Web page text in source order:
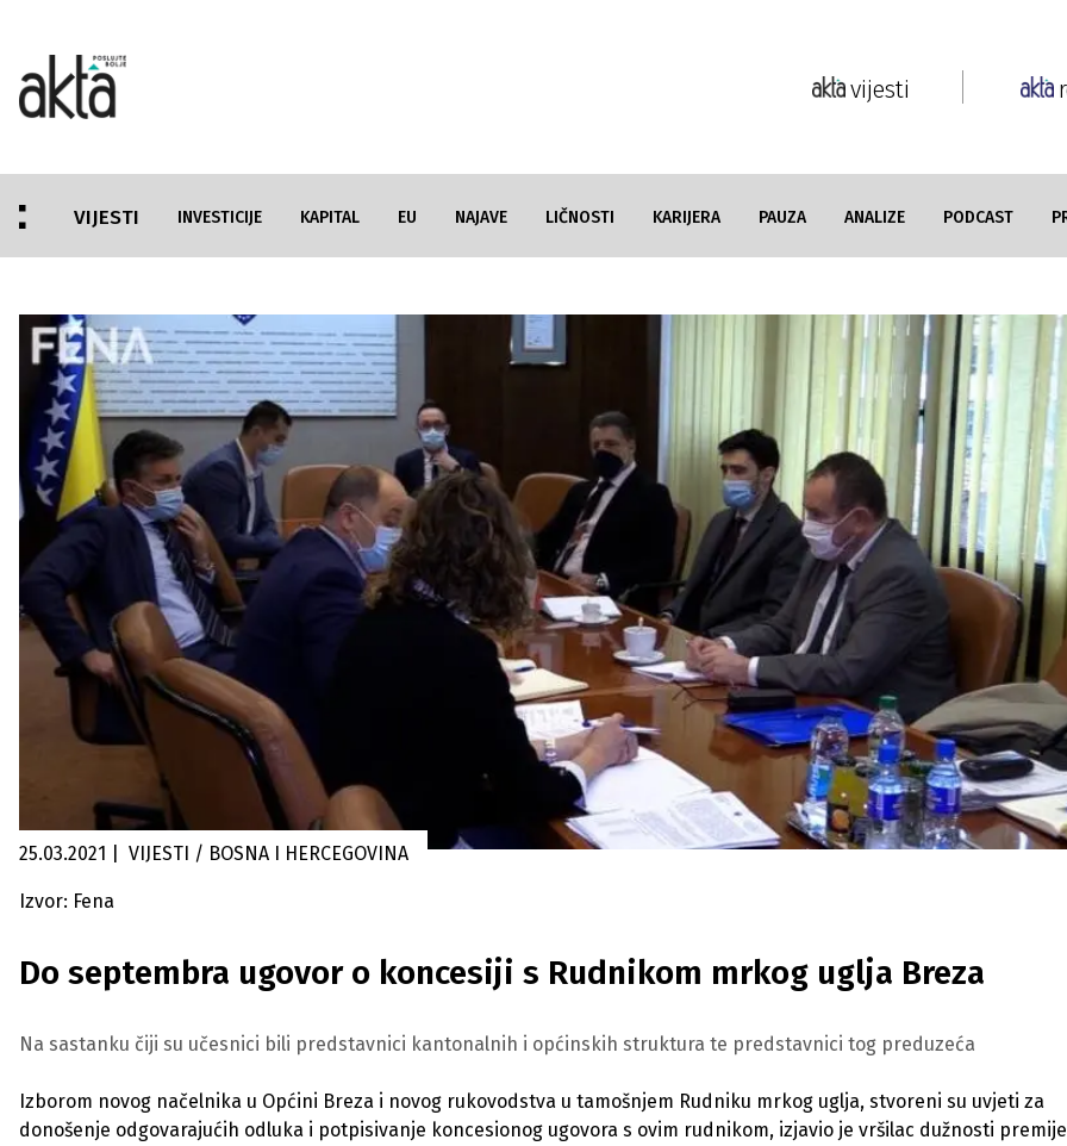
vijesti
VIJESTI INVESTICIJE KAPITAL EU NAJAVE LIČNOSTI KARIJERA PAUZA ANALIZE PODCAST
25.03.2021 VIJESTI / BOSNA I HERCEGOVINA
Izvor: Fena
Do septembra ugovor o koncesiji s Rudnikom mrkog uglja Breza
Na sastanku čiji su učesnici bili predstavnici kantonalnih i općinskih struktura te predstavnici tog preduzeća
Izborom novog načelnika u Općini Breza i novog rukovodstva u tamošnjem Rudniku mrkog uglja, stvoreni su uvjeti za
donošenje odgovarajućih odluka i potpisivanje koncesionog ugovora s ovim rudnikom, izjavio je vršilac dužnosti